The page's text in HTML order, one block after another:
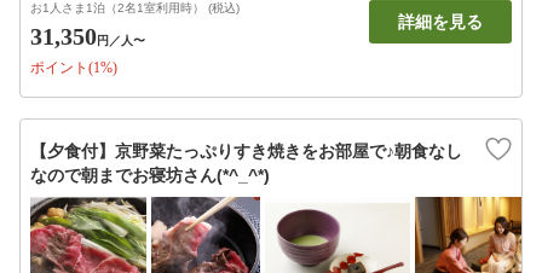
お1人さま1泊（2名1室利用時） (税込)
31,350円 ／人〜
ポイント(1%)
詳細を見る
【夕食付】京野菜たっぷりすき焼きをお部屋で♪朝食なし
なので朝までお寝坊さん(*^_^*)